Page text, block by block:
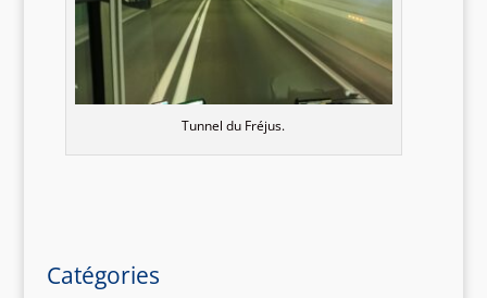
Tunnel du Fréjus.
Catégories